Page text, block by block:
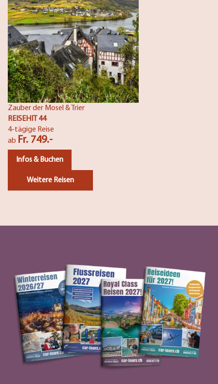
Zauber der Mosel & Trier
REISEHIT 44
4-tägige Reise
ab Fr. 749.-
Infos & Buchen
Weitere Reisen